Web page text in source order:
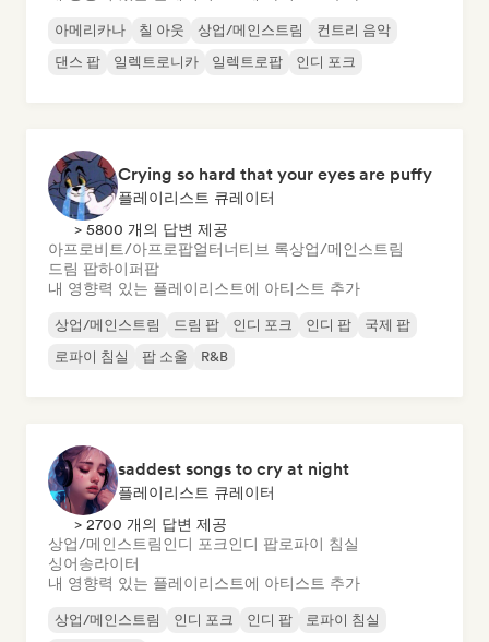
아메리카나 칠 아웃 상업/메인스트림
컨트리 음악
댄스 팝
일렉트로니카 일렉트로팝 인디 포크
Crying so hard that your eyes are puffy
플레이리스트 큐레이터
> 5800 개의 답변 제공
아프로비트/아프로팝얼터너티브 록상업/메인스트림
드림 팝하이퍼팝
내 영향력 있는 플레이리스트에 아티스트 추가
상업/메인스트림 드림 팝 인디 포크 인디 팝
국제 팝
로파이 침실
팝 소울 R&B
saddest songs to cry at night
플레이리스트 큐레이터
> 2700 개의 답변 제공
상업/메인스트림인디 포크인디 팝로파이 침실
싱어송라이터
내 영향력 있는 플레이리스트에 아티스트 추가
상업/메인스트림 인디 포크 인디 팝
로파이 침실